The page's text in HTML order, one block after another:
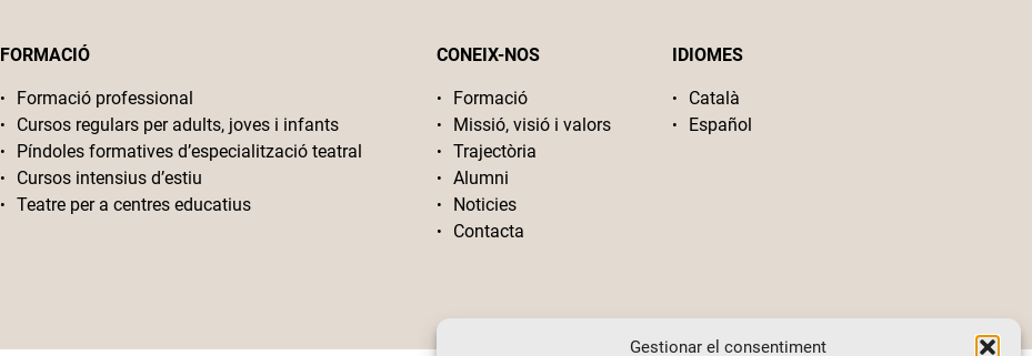
Gestionar el consentiment
FORMACIÓ
Formació professional
Cursos regulars per adults, joves i infants
Píndoles formatives d’especialització teatral
Cursos intensius d’estiu
Teatre per a centres educatius
CONEIX-NOS
Formació
Missió, visió i valors
Trajectòria
Alumni
Noticies
Contacta
IDIOMES
Català
Español